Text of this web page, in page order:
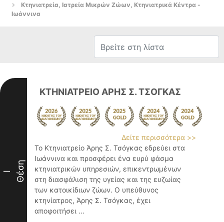
Κτηνιατρεία, Ιατρεία Μικρών Ζώων, Κτηνιατρικά Κέντρα -
Ιωάννινα
I Θέση
ΚΤΗΝΙΑΤΡΕΙΟ ΑΡΗΣ Σ. ΤΣΟΓΚΑΣ
Δείτε περισσότερα >>
Το Κτηνιατρείο Άρης Σ. Τσόγκας εδρεύει στα
Ιωάννινα και προσφέρει ένα ευρύ φάσμα
κτηνιατρικών υπηρεσιών, επικεντρωμένων
στη διασφάλιση της υγείας και της ευζωίας
των κατοικίδιων ζώων. Ο υπεύθυνος
κτηνίατρος, Άρης Σ. Τσόγκας, έχει
αποφοιτήσει ...